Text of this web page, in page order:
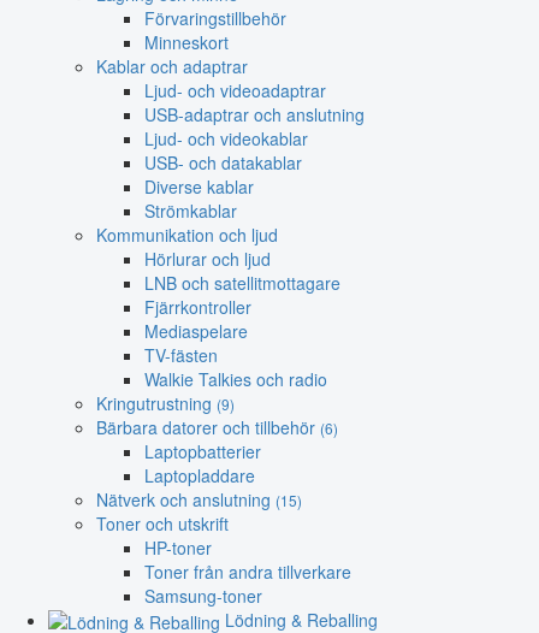
Förvaringstillbehör
Minneskort
Kablar och adaptrar
Ljud- och videoadaptrar
USB-adaptrar och anslutning
Ljud- och videokablar
USB- och datakablar
Diverse kablar
Strömkablar
Kommunikation och ljud
Hörlurar och ljud
LNB och satellitmottagare
Fjärrkontroller
Mediaspelare
TV-fästen
Walkie Talkies och radio
Kringutrustning (9)
Bärbara datorer och tillbehör (6)
Laptopbatterier
Laptopladdare
Nätverk och anslutning (15)
Toner och utskrift
HP-toner
Toner från andra tillverkare
Samsung-toner
Lödning & Reballing